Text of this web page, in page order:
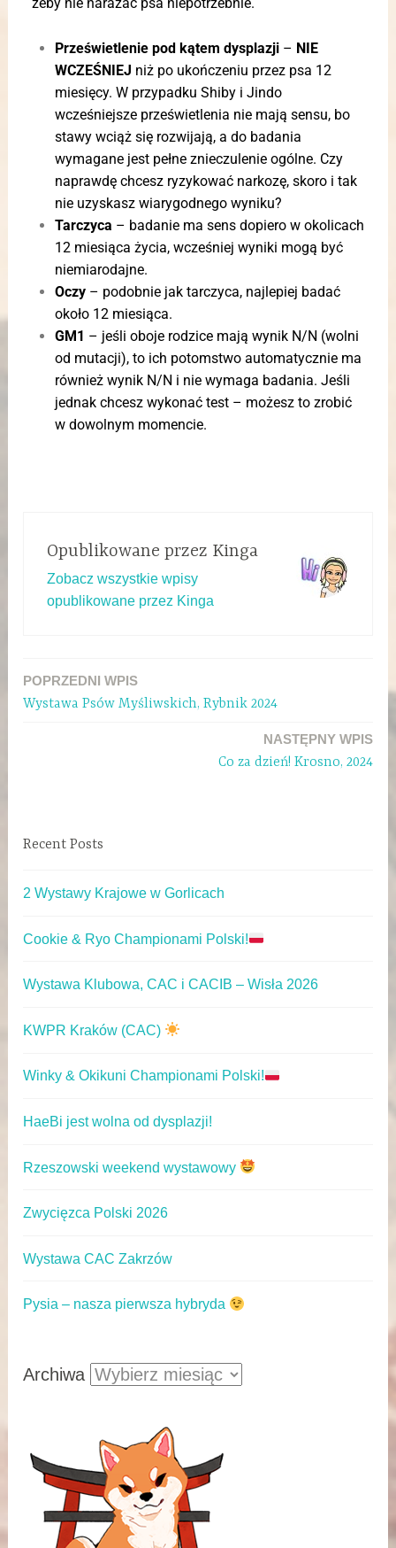
Prześwietlenie pod kątem dysplazji– NIE
WCZEŚNIEJ niż po ukończeniu przez psa 12
miesięcy. W przypadku Shiby i Jindo
wcześniejsze prześwietlenia nie mają sensu, bo
stawy wciąż się rozwijają, a do badania
wymagane jest pełne znieczulenie ogólne. Czy
naprawdę chcesz ryzykować narkozę, skoro i tak
nie uzyskasz wiarygodnego wyniku?
Tarczyca – badanie ma sens dopiero w okolicach
12 miesiąca życia, wcześniej wyniki mogą być
niemiarodajne.
Oczy– podobnie jak tarczyca, najlepiej badać
około 12 miesiąca.
GM1 – jeśli oboje rodzice mają wynik N/N (wolni
od mutacji), to ich potomstwo automatycznie ma
również wynik N/N i nie wymaga badania. Jeśli
jednak chcesz wykonać test – możesz to zrobić
w dowolnym momencie.
Opublikowane przez Kinga
Zobacz wszystkie wpisy
opublikowane przez Kinga
POPRZEDNI WPIS
Wystawa Psów Myśliwskich, Rybnik 2024
NASTĘPNY WPIS
Co za dzień! Krosno, 2024
Recent Posts
2 Wystawy Krajowe w Gorlicach
Cookie & Ryo Championami Polski!
Wystawa Klubowa, CAC i CACIB – Wisła 2026
KWPR Kraków (CAC)
Winky & Okikuni Championami Polski!
HaeBi jest wolna od dysplazji!
Rzeszowski weekend wystawowy
Zwycięzca Polski 2026
Wystawa CAC Zakrzów
Pysia – nasza pierwsza hybryda
Archiwa